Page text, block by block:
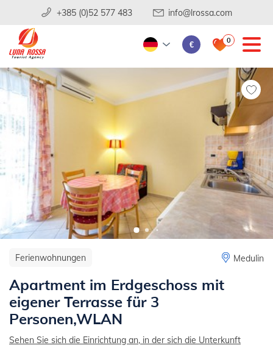
+385 (0)52 577 483 info@lrossa.com
€ 0
Ferienwohnungen Medulin
Apartment im Erdgeschoss mit
eigener Terrasse für 3
Personen,WLAN
Sehen Sie sich die Einrichtung an, in der sich die Unterkunft